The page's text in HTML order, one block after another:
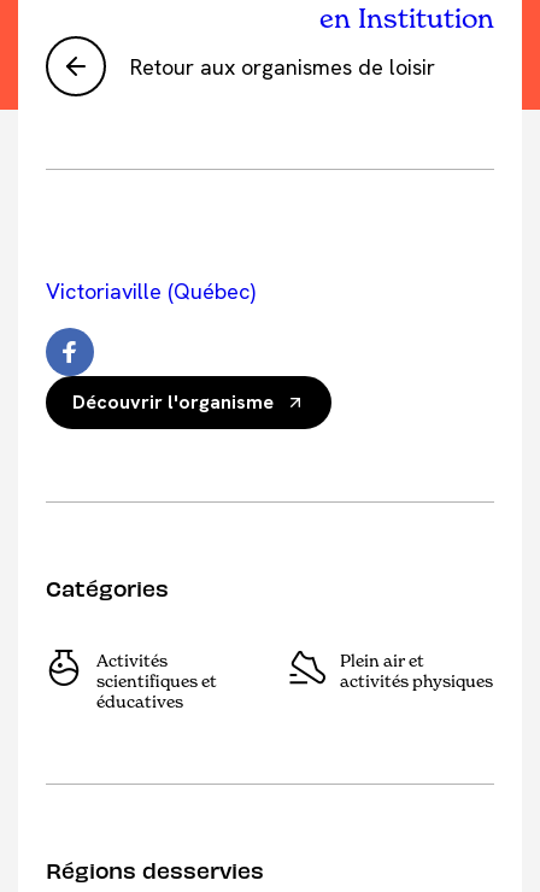
Retour aux organismes de loisir
en Institution
Victoriaville (Québec)
Découvrir l'organisme
Catégories
Activités
scientifiques et
éducatives
Plein air et
activités physiques
Régions desservies